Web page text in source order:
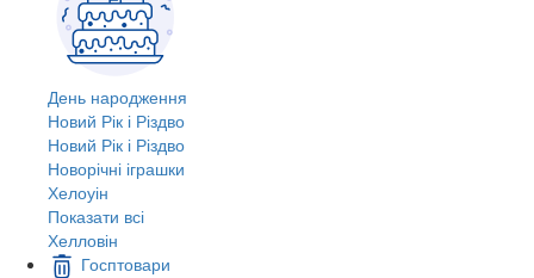
День народження
Новий Рік і Різдво
Новий Рік і Різдво
Новорічні іграшки
Хелоуін
Показати всі
Хелловін
Госптовари